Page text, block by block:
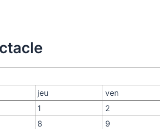
jeu ven
1 2
8 9